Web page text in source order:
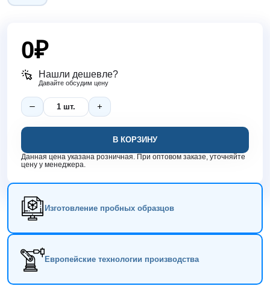
0₽
Нашли дешевле?
Давайте обсудим цену
В КОРЗИНУ
Данная цена указана розничная. При оптовом заказе, уточняйте
цену у менеджера.
Изготовление пробных образцов
Европейские технологии производства